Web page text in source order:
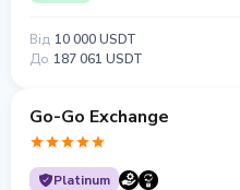
Від 10 000 USDT
До 187 061 USDT
Go-Go Exchange
Platinum